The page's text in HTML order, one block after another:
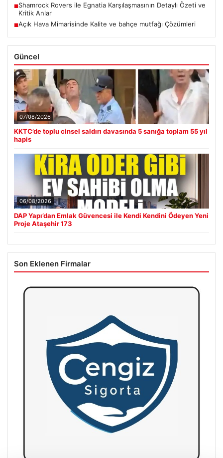
■Shamrock Rovers ile Egnatia Karşılaşmasının Detaylı Özeti ve
Kritik Anlar
■Açık Hava Mimarisinde Kalite ve bahçe mutfağı Çözümleri
Güncel
07/08/2026
KKTC’de toplu cinsel saldırı davasında 5 sanığa toplam 55 yıl
hapis
06/08/2026
DAP Yapı’dan Emlak Güvencesi ile Kendi Kendini Ödeyen Yeni
Proje Ataşehir 173
Son Eklenen Firmalar